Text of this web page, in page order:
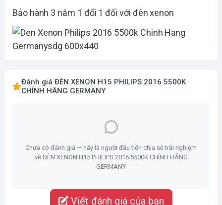
Bảo hành 3 năm 1 đổi 1 đối với đèn xenon
Đánh giá ĐÈN XENON H15 PHILIPS 2016 5500K
CHÍNH HÃNG GERMANY
Chưa có đánh giá — hãy là người đầu tiên chia sẻ trải nghiệm
về ĐÈN XENON H15 PHILIPS 2016 5500K CHÍNH HÃNG
GERMANY
Viết đánh giá của bạn